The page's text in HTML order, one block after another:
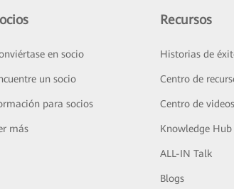
en socio
un socio
para socios
más
Recursos
Historias de
Centro de
Centro de videos
Knowledge Hub
ALL-IN Talk
Blogs